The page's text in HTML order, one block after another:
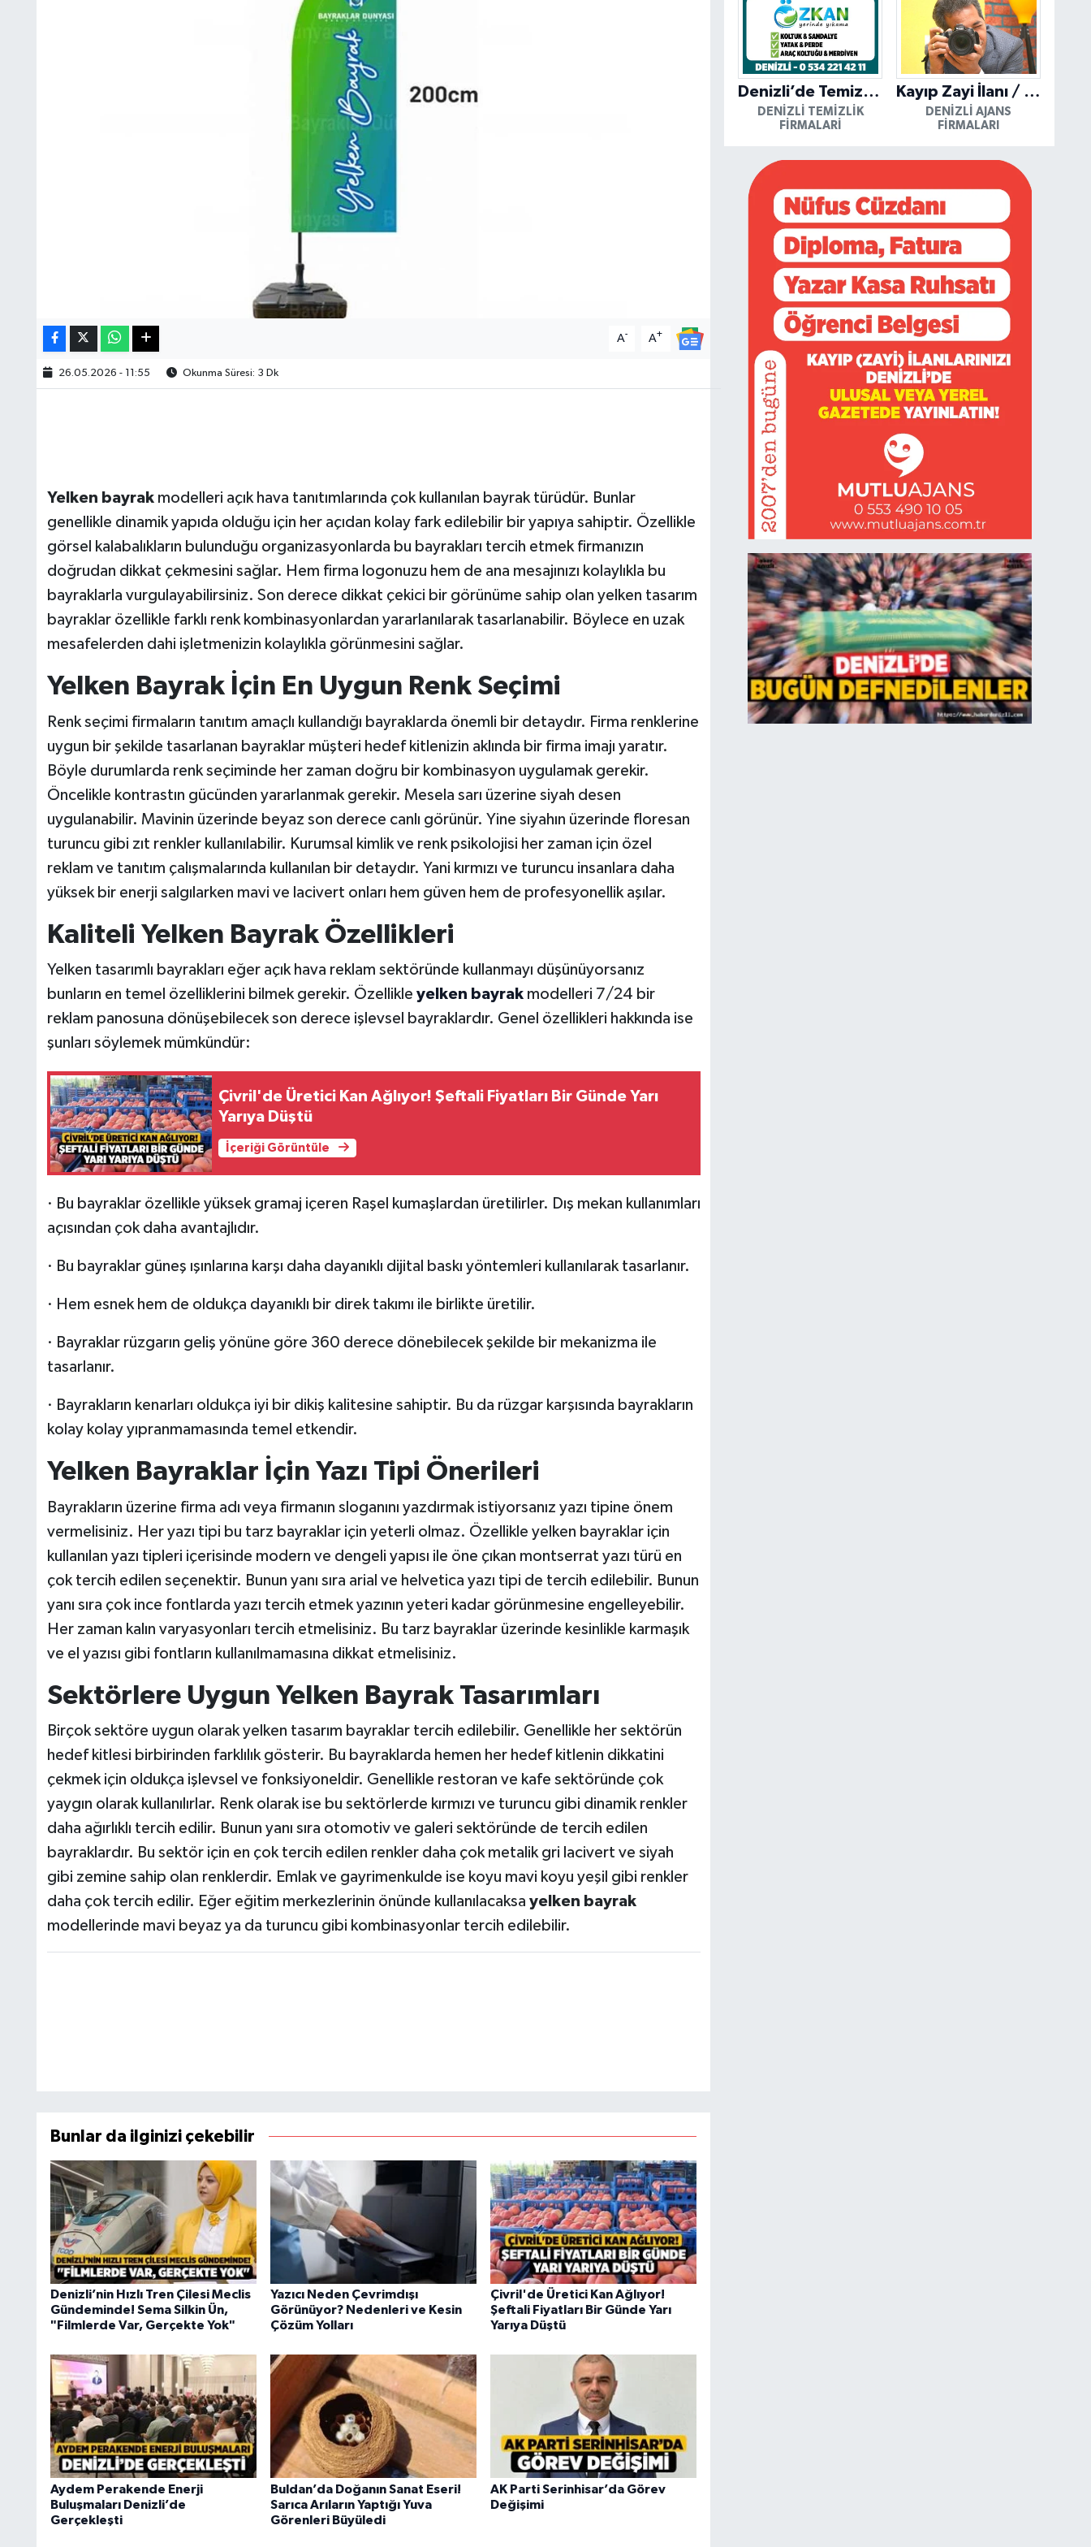
A- A+
26.05.2026 - 11:55 Okunma Süresi: 3 Dk
Yelken bayrakmodelleri açık hava tanıtımlarında çok kullanılan bayrak türüdür. Bunlar
genellikle dinamik yapıda olduğu için her açıdan kolay fark edilebilir bir yapıya sahiptir. Özellikle
görsel kalabalıkların bulunduğu organizasyonlarda bu bayrakları tercih etmek firmanızın
doğrudan dikkat çekmesini sağlar. Hem firma logonuzu hem de ana mesajınızı kolaylıkla bu
bayraklarla vurgulayabilirsiniz. Son derece dikkat çekici bir görünüme sahip olan yelken tasarım
bayraklar özellikle farklı renk kombinasyonlardan yararlanılarak tasarlanabilir. Böylece en uzak
mesafelerden dahi işletmenizin kolaylıkla görünmesini sağlar.
Yelken Bayrak İçin En Uygun Renk Seçimi
Renk seçimi firmaların tanıtım amaçlı kullandığı bayraklarda önemli bir detaydır. Firma renklerine
uygun bir şekilde tasarlanan bayraklar müşteri hedef kitlenizin aklında bir firma imajı yaratır.
Böyle durumlarda renk seçiminde her zaman doğru bir kombinasyon uygulamak gerekir.
Öncelikle kontrastın gücünden yararlanmak gerekir. Mesela sarı üzerine siyah desen
uygulanabilir. Mavinin üzerinde beyaz son derece canlı görünür. Yine siyahın üzerinde floresan
turuncu gibi zıt renkler kullanılabilir. Kurumsal kimlik ve renk psikolojisi her zaman için özel
reklam ve tanıtım çalışmalarında kullanılan bir detaydır. Yani kırmızı ve turuncu insanlara daha
yüksek bir enerji salgılarken mavi ve lacivert onları hem güven hem de profesyonellik aşılar.
Kaliteli Yelken Bayrak Özellikleri
Yelken tasarımlı bayrakları eğer açık hava reklam sektöründe kullanmayı düşünüyorsanız
bunların en temel özelliklerini bilmek gerekir. Özellikle yelken bayrakmodelleri 7/24 bir
reklam panosuna dönüşebilecek son derece işlevsel bayraklardır. Genel özellikleri hakkında ise
şunları söylemek mümkündür:
Çivril'de Üretici Kan Ağlıyor! Şeftali Fiyatları Bir Günde Yarı
Yarıya Düştü
İçeriği Görüntüle
· Bu bayraklar özellikle yüksek gramaj içeren Raşel kumaşlardan üretilirler. Dış mekan kullanımları
açısından çok daha avantajlıdır.
· Bu bayraklar güneş ışınlarına karşı daha dayanıklı dijital baskı yöntemleri kullanılarak tasarlanır.
· Hem esnek hem de oldukça dayanıklı bir direk takımı ile birlikte üretilir.
· Bayraklar rüzgarın geliş yönüne göre 360 derece dönebilecek şekilde bir mekanizma ile
tasarlanır.
· Bayrakların kenarları oldukça iyi bir dikiş kalitesine sahiptir. Bu da rüzgar karşısında bayrakların
kolay kolay yıpranmamasında temel etkendir.
Yelken Bayraklar İçin Yazı Tipi Önerileri
Bayrakların üzerine firma adı veya firmanın sloganını yazdırmak istiyorsanız yazı tipine önem
vermelisiniz. Her yazı tipi bu tarz bayraklar için yeterli olmaz. Özellikle yelken bayraklar için
kullanılan yazı tipleri içerisinde modern ve dengeli yapısı ile öne çıkan montserrat yazı türü en
çok tercih edilen seçenektir. Bunun yanı sıra arial ve helvetica yazı tipi de tercih edilebilir. Bunun
yanı sıra çok ince fontlarda yazı tercih etmek yazının yeteri kadar görünmesine engelleyebilir.
Her zaman kalın varyasyonları tercih etmelisiniz. Bu tarz bayraklar üzerinde kesinlikle karmaşık
ve el yazısı gibi fontların kullanılmamasına dikkat etmelisiniz.
Sektörlere Uygun Yelken Bayrak Tasarımları
Birçok sektöre uygun olarak yelken tasarım bayraklar tercih edilebilir. Genellikle her sektörün
hedef kitlesi birbirinden farklılık gösterir. Bu bayraklarda hemen her hedef kitlenin dikkatini
çekmek için oldukça işlevsel ve fonksiyoneldir. Genellikle restoran ve kafe sektöründe çok
yaygın olarak kullanılırlar. Renk olarak ise bu sektörlerde kırmızı ve turuncu gibi dinamik renkler
daha ağırlıklı tercih edilir. Bunun yanı sıra otomotiv ve galeri sektöründe de tercih edilen
bayraklardır. Bu sektör için en çok tercih edilen renkler daha çok metalik gri lacivert ve siyah
gibi zemine sahip olan renklerdir. Emlak ve gayrimenkulde ise koyu mavi koyu yeşil gibi renkler
daha çok tercih edilir. Eğer eğitim merkezlerinin önünde kullanılacaksa yelken bayrak
modellerinde mavi beyaz ya da turuncu gibi kombinasyonlar tercih edilebilir.
Bunlar da ilginizi çekebilir
Denizli’nin Hızlı Tren Çilesi Meclis
Gündeminde! Sema Silkin Ün,
"Filmlerde Var, Gerçekte Yok"
Yazıcı Neden Çevrimdışı
Görünüyor? Nedenleri ve Kesin
Çözüm Yolları
Çivril'de Üretici Kan Ağlıyor!
Şeftali Fiyatları Bir Günde Yarı
Yarıya Düştü
Aydem Perakende Enerji
Buluşmaları Denizli’de
Gerçekleşti
Buldan’da Doğanın Sanat Eseri!
Sarıca Arıların Yaptığı Yuva
Görenleri Büyüledi
AK Parti Serinhisar’da Görev
Değişimi
Denizli’de Temizliğin Güvenilir Adresi: Özkan Yerinde Yıkama
DENIZLI TEMIZLIK
FIRMALARI
Kayıp Zayi İlanı / Mutlu Ajans / Denizli
DENIZLI AJANS
FIRMALARI